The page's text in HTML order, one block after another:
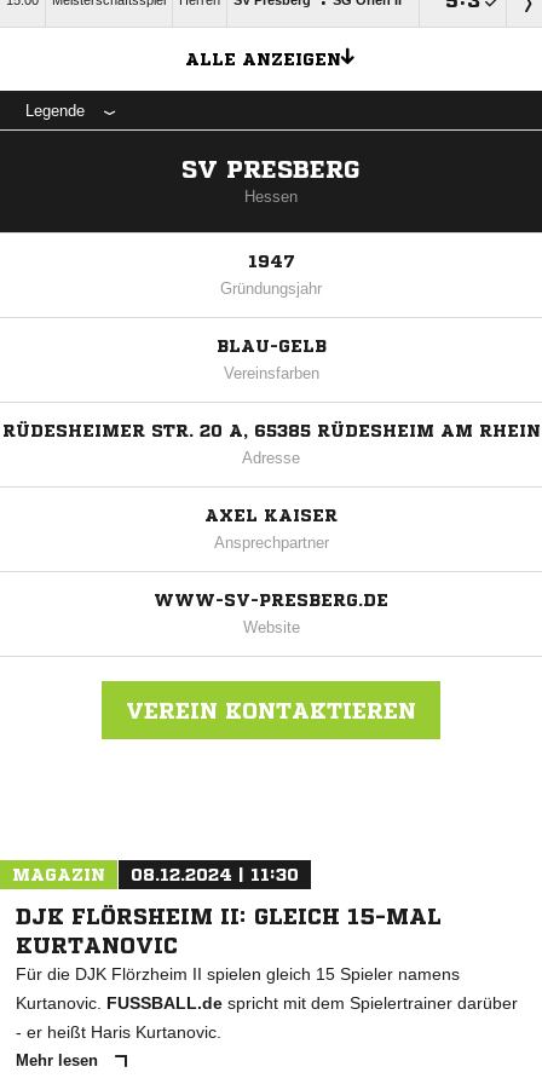
ALLE ANZEIGEN
Legende
SV PRESBERG
Hessen
1947
Gründungsjahr
BLAU-GELB
Vereinsfarben
RÜDESHEIMER STR. 20 A, 65385 RÜDESHEIM AM RHEIN
Adresse
AXEL KAISER
Ansprechpartner
WWW-SV-PRESBERG.DE
Website
VEREIN KONTAKTIEREN
MAGAZIN 08.12.2024 | 11:30
DJK FLÖRSHEIM II: GLEICH 15-MAL
KURTANOVIC
Für die DJK Flörzheim II spielen gleich 15 Spieler namens
Kurtanovic. FUSSBALL.de spricht mit dem Spielertrainer darüber
- er heißt Haris Kurtanovic.
Mehr lesen